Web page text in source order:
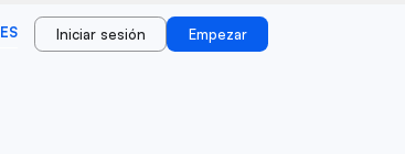
ES Iniciar sesión Empezar